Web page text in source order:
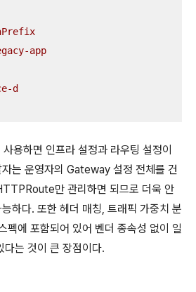
app
d
용하면 인프라 설정과 라우팅 설정이
는 운영자의 Gateway 설정 전체를 건
만 관리하면 되므로 더욱 안
하다. 또한 헤더 매칭, 트래픽 가중치 분
펙에 포함되어 있어 벤더 종속성 없이 일
다는 것이 큰 장점이다.